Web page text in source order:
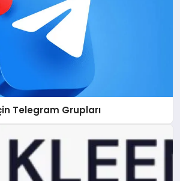
Telegram Grupları